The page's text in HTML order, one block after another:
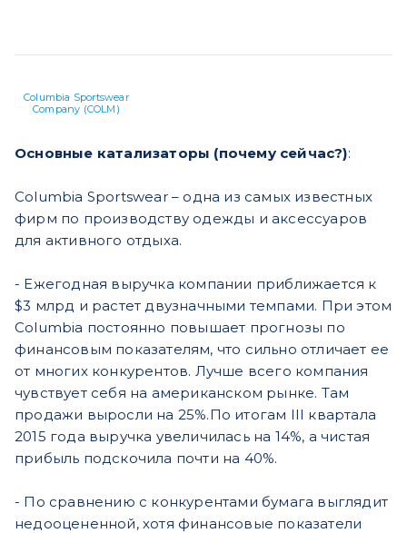
Columbia Sportswear
Company (COLM)
Основные катализаторы (почему сейчас?):
Columbia Sportswear – одна из самых известных
фирм по производству одежды и аксессуаров
для активного отдыха.
- Ежегодная выручка компании приближается к
$3 млрд и растет двузначными темпами. При этом
Columbia постоянно повышает прогнозы по
финансовым показателям, что сильно отличает ее
от многих конкурентов. Лучше всего компания
чувствует себя на американском рынке. Там
продажи выросли на 25%.По итогам III квартала
2015 года выручка увеличилась на 14%, а чистая
прибыль подскочила почти на 40%.
- По сравнению с конкурентами бумага выглядит
недооцененной, хотя финансовые показатели